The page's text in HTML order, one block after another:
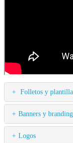
Folletos y plantilla
Banners y branding
Logos